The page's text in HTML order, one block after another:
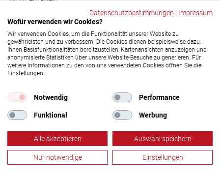
Wie komme ich zu mei­nen Ehren?
BG
Laura Pagel17.11.2022, 12:15 Uhr
Hallo Jan, es kann passieren, dass vor Ort ein
Spendejubiläum übersehen wir. Das sollte es natürlich
nicht und wir entschuldigen uns dafür bei dir! Bitte
11, damit wir dir dein Ehrungsgeschenk zukommen
lassen können. Danke für deinen Einsatz als
Manfred Hogg18.01.2023, 17:14 Uhr
In OHZ gibt es für die 50. Spen­de gar nichts mehr. Ich
Datenschutzbestimmungen | Impressum
Wofür verwenden wir Cookies?
Wir verwenden Cookies, um die Funktionalität unserer Website zu
gewährleisten und zu verbessern. Die Cookies dienen beispielsweise dazu,
Ihnen Basisfunktionalitäten bereitzustellen, Kartenansichten anzuzeigen und
anonymisierte Statistiken über unsere Website-Besuche zu generieren. Für
weitere Informationen zu den von uns verwendeten Cookies öffnen Sie die
Einstellungen.
Notwendig Performance
Funktional Werbung
Alle akzeptieren Auswahl speichern
Nur notwendige Einstellungen